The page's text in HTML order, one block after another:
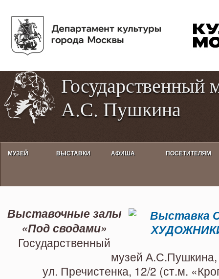
Государственный
А.С. Пушкина
МУЗЕЙ ВЫСТАВКИ АФИША ПОСЕТИТЕЛЯМ
Выставка СОВРЕМЕННЫЕ
Улумбеков, Наталья
Зорин. С 29 января.
Выставочные залы
«Под сводами»
Государственный
музей А.С.Пушкина,
ул. Пречистенка, 12/2 (ст.м.